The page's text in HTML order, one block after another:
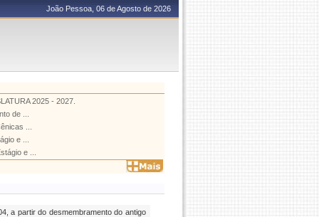
João Pessoa, 06 de Agosto de 2026
2025 - 2027.
de ...
...
e ...
e ...
a partir do desmembramento do antigo